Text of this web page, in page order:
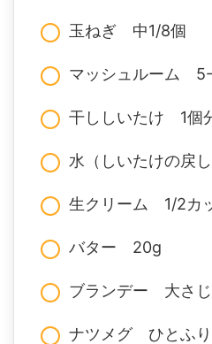
玉ねぎ 中1/8個
マッシュルーム
干ししいたけ 1個
水（しいたけの戻
生クリーム 1/2カ
バター 20g
ブランデー 大さじ
ナツメグ ひとふり